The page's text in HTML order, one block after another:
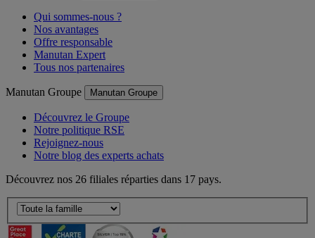
Qui sommes-nous ?
Nos avantages
Offre responsable
Manutan Expert
Tous nos partenaires
Manutan Groupe Manutan Groupe
Découvrez le Groupe
Notre politique RSE
Rejoignez-nous
Notre blog des experts achats
Découvrez nos 26 filiales réparties dans 17 pays.